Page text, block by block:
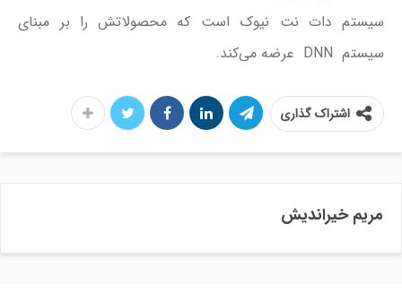
سیستم دات نت نیوک است که محصولاتش را بر مبنای
سیستم DNN عرضه می‌کند.
اشتراک گذاری
مریم خیراندیش